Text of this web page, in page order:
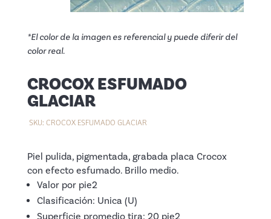
*El color de la imagen es referencial y puede diferir del
color real.
CROCOX ESFUMADO
GLACIAR
SKU: CROCOX ESFUMADO GLACIAR
Piel pulida, pigmentada, grabada placa Crocox
con efecto esfumado. Brillo medio.
Valor por pie2
Clasificación: Unica (U)
Superficie promedio tira: 20 pie2